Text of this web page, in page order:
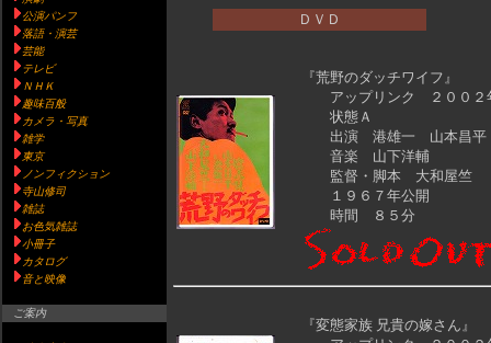
公演パンフ
落語・演芸
芸能
テレビ
ＮＨＫ
趣味百般
カメラ・写真
雑学
東京
ノンフィクション
寺山修司
雑誌
お色気雑誌
小冊子
カタログ
音と映像
ご案内
ＤＶＤ
『荒野のダッチワイフ』
アップリンク ２００２
状態Ａ
出演 港雄一 山本昌平
音楽 山下洋輔
監督・脚本 大和屋竺
１９６７年公開
時間 ８５分
『変態家族 兄貴の嫁さん 』